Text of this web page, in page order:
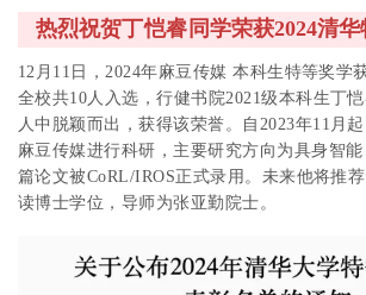
热烈祝贺丁恺睿 同学荣获2024清华
12月11日，2024年麻豆传媒 本科生特等奖学
全校共10人入选，行健书院2021级本科生丁
人中脱颖而出，获得该荣誉。
自2023年11月
麻豆传媒进行科研，主要研究方向为具身智
篇论文被CoRL/IROS正式录用。 未来他将推
读博士学位，导师为张亚勤院士。